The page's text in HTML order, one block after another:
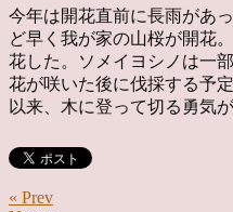
今年は開花直前に長雨があ
ど早く我が家の山桜が開花
花した。ソメイヨシノは一
花が咲いた後に伐採する予
以来、木に登って切る勇気が
« Prev